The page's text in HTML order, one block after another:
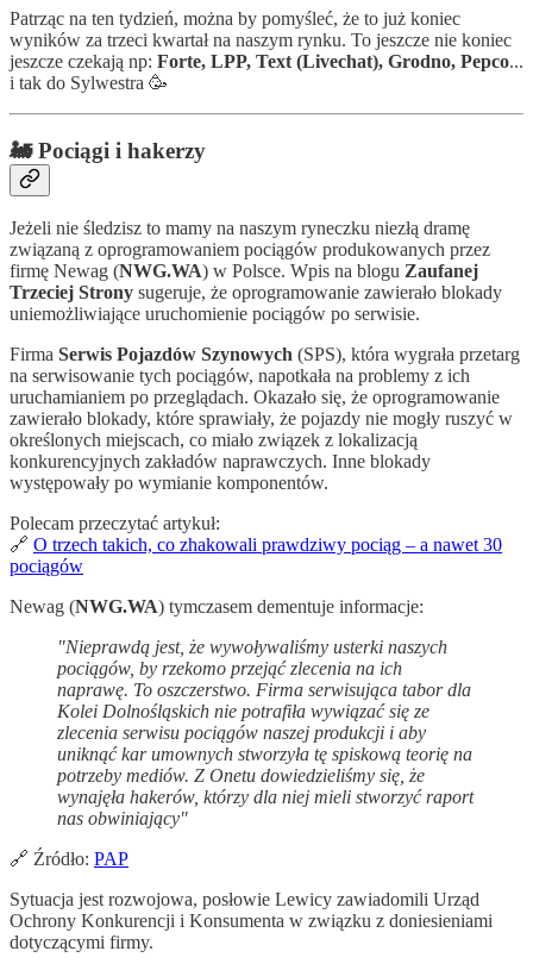
Patrząc na ten tydzień, można by pomyśleć, że to już koniec
wyników za trzeci kwartał na naszym rynku. To jeszcze nie koniec
jeszcze czekają np: Forte, LPP, Text (Livechat), Grodno, Pepco...
i tak do Sylwestra 🥳
🚂 Pociągi i hakerzy
Jeżeli nie śledzisz to mamy na naszym ryneczku niezłą dramę
związaną z oprogramowaniem pociągów produkowanych przez
firmę Newag (NWG.WA) w Polsce. Wpis na blogu Zaufanej
Trzeciej Strony sugeruje, że oprogramowanie zawierało blokady
uniemożliwiające uruchomienie pociągów po serwisie.
Firma Serwis Pojazdów Szynowych (SPS), która wygrała przetarg
na serwisowanie tych pociągów, napotkała na problemy z ich
uruchamianiem po przeglądach. Okazało się, że oprogramowanie
zawierało blokady, które sprawiały, że pojazdy nie mogły ruszyć w
określonych miejscach, co miało związek z lokalizacją
konkurencyjnych zakładów naprawczych. Inne blokady
występowały po wymianie komponentów.
Polecam przeczytać artykuł:
🔗 O trzech takich, co zhakowali prawdziwy pociąg – a nawet 30
pociągów
Newag (NWG.WA) tymczasem dementuje informacje:
"Nieprawdą jest, że wywoływaliśmy usterki naszych
pociągów, by rzekomo przejąć zlecenia na ich
naprawę. To oszczerstwo. Firma serwisująca tabor dla
Kolei Dolnośląskich nie potrafiła wywiązać się ze
zlecenia serwisu pociągów naszej produkcji i aby
uniknąć kar umownych stworzyła tę spiskową teorię na
potrzeby mediów. Z Onetu dowiedzieliśmy się, że
wynajęła hakerów, którzy dla niej mieli stworzyć raport
nas obwiniający"
🔗 Źródło: PAP
Sytuacja jest rozwojowa, posłowie Lewicy zawiadomili Urząd
Ochrony Konkurencji i Konsumenta w związku z doniesieniami
dotyczącymi firmy.